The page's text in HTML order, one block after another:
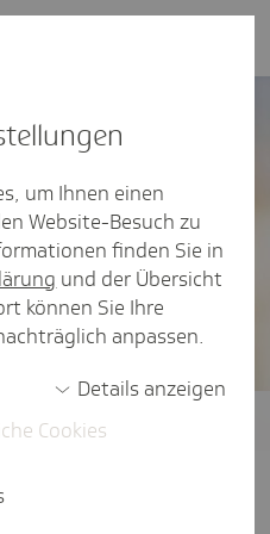
Wie
um Ihnen einen
Website-Besuch zu
finden Sie in
und der Übersicht
können Sie Ihre
anpassen.
Details anzeigen
Cookies